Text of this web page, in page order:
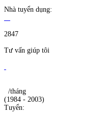
Nhà tuyển dụng:
2847
Tư vấn giúp tôi
/tháng
(1984 - 2003)
Tuyển: